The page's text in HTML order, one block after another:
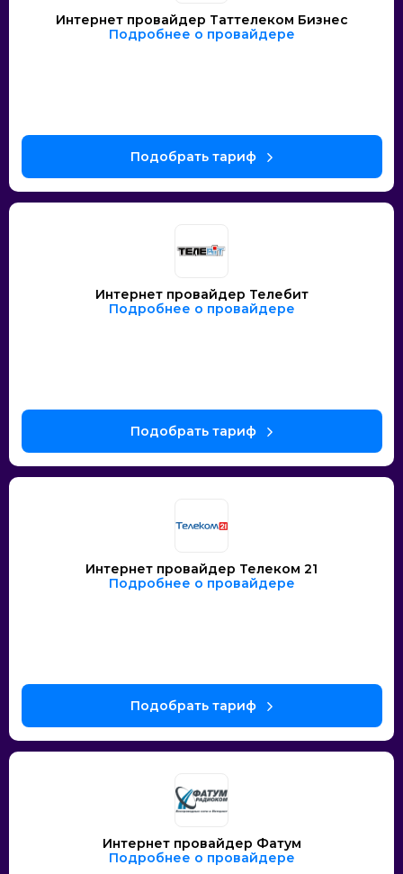
Интернет провайдер Таттелеком Бизнес
Подробнее о провайдере
Интернет провайдер Телебит
Подробнее о провайдере
Интернет провайдер Телеком 21
Подробнее о провайдере
Интернет провайдер Фатум
Подробнее о провайдере